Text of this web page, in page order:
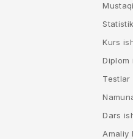
Kurs
Diplom
Testlar
Dars
Amaliy